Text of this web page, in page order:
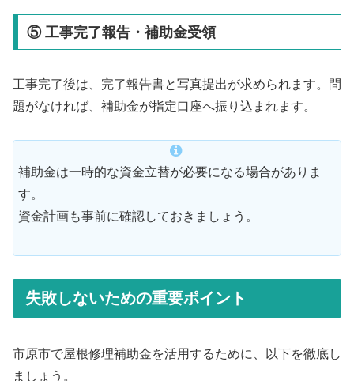
⑤ 工事完了報告・補助金受領
工事完了後は、完了報告書と写真提出が求められます。問
題がなければ、補助金が指定口座へ振り込まれます。
補助金は一時的な資金立替が必要になる場合がありま
す。
資金計画も事前に確認しておきましょう。
失敗しないための重要ポイント
市原市で屋根修理補助金を活用するために、以下を徹底し
ましょう。